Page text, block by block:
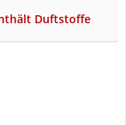
Duftstoffe